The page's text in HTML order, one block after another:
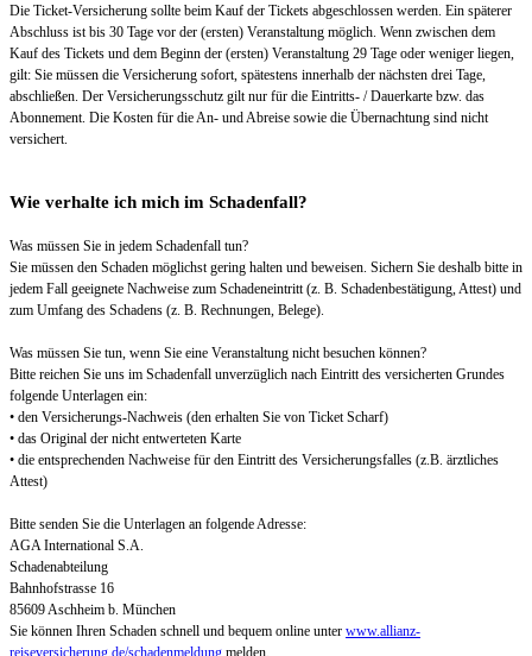
Die Ticket-Versicherung sollte beim Kauf der Tickets abgeschlossen werden. Ein späterer
Abschluss ist bis 30 Tage vor der (ersten) Veranstaltung möglich. Wenn zwischen dem
Kauf des Tickets und dem Beginn der (ersten) Veranstaltung 29 Tage oder weniger liegen,
gilt: Sie müssen die Versicherung sofort, spätestens innerhalb der nächsten drei Tage,
abschließen. Der Versicherungsschutz gilt nur für die Eintritts- / Dauerkarte bzw. das
Abonnement. Die Kosten für die An- und Abreise sowie die Übernachtung sind nicht
versichert.
Wie verhalte ich mich im Schadenfall?
Was müssen Sie in jedem Schadenfall tun?
Sie müssen den Schaden möglichst gering halten und beweisen. Sichern Sie deshalb bitte in
jedem Fall geeignete Nachweise zum Schadeneintritt (z. B. Schadenbestätigung, Attest) und
zum Umfang des Schadens (z. B. Rechnungen, Belege).
Was müssen Sie tun, wenn Sie eine Veranstaltung nicht besuchen können?
Bitte reichen Sie uns im Schadenfall unverzüglich nach Eintritt des versicherten Grundes
folgende Unterlagen ein:
• den Versicherungs-Nachweis (den erhalten Sie von Ticket Scharf)
• das Original der nicht entwerteten Karte
• die entsprechenden Nachweise für den Eintritt des Versicherungsfalles (z.B. ärztliches
Attest)
Bitte senden Sie die Unterlagen an folgende Adresse:
AGA International S.A.
Schadenabteilung
Bahnhofstrasse 16
85609 Aschheim b. München
Sie können Ihren Schaden schnell und bequem online unter www.allianz-
reiseversicherung.de/schadenmeldung melden.